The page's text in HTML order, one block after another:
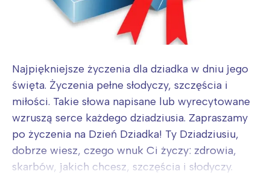
Najpiękniejsze życzenia dla dziadka w dniu jego
święta. Życzenia pełne słodyczy, szczęścia i
miłości. Takie słowa napisane lub wyrecytowane
wzruszą serce każdego dziadziusia. Zapraszamy
po życzenia na Dzień Dziadka! Ty Dziadziusiu,
dobrze wiesz, czego wnuk Ci życzy: zdrowia,
skarbów, jakich chcesz, szczęścia i słodyczy.